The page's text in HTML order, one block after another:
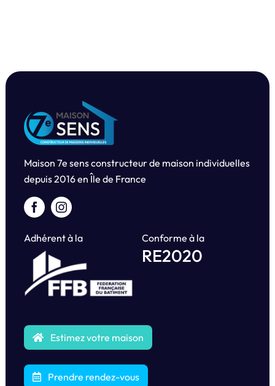
Maison 7e sens constructeur de maison individuelles
depuis2016 en Île de France
Adhérent à la Conforme à la
RE2020
Estimez votre maison
Prendre rendez-vous